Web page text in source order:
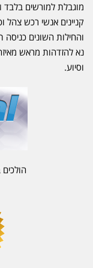
מוגבלת למורשים בלבד
קניינים אנשי רכש צהל
והחילות השונים
נא להזדהות מראש
וסיוע.